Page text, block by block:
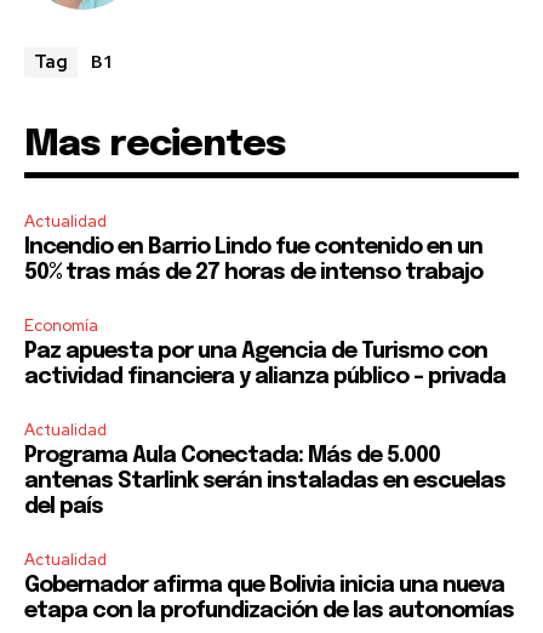
Tag B1
Mas recientes
Actualidad
Incendio en Barrio Lindo fue contenido en un
50% tras más de 27 horas de intenso trabajo
Economía
Paz apuesta por una Agencia de Turismo con
actividad financiera y alianza público – privada
Actualidad
Programa Aula Conectada: Más de 5.000
antenas Starlink serán instaladas en escuelas
del país
Actualidad
Gobernador afirma que Bolivia inicia una nueva
etapa con la profundización de las autonomías